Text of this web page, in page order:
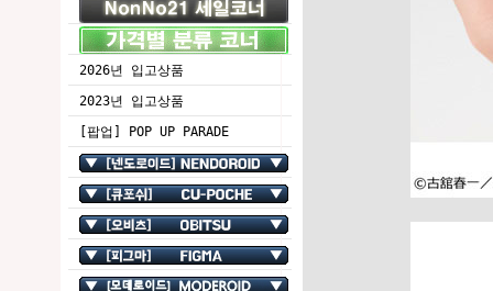
2026년 입고상품
2023년 입고상품
[팝업] POP UP PARADE